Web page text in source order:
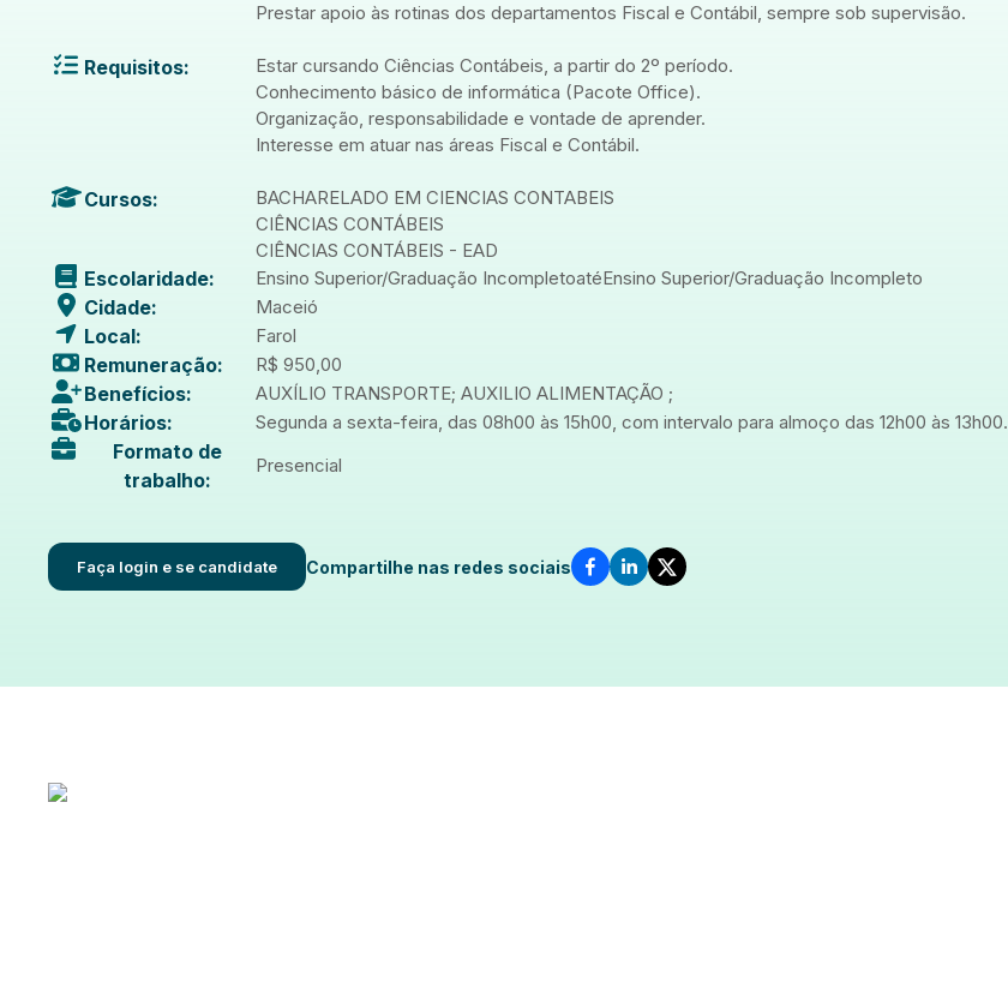
Prestar apoio às rotinas dos departamentos Fiscal e Contábil, sempre sob supervisão.
Requisitos:
Estar cursando Ciências Contábeis, a partir do 2º período.
Conhecimento básico de informática (Pacote Office).
Organização, responsabilidade e vontade de aprender.
Interesse em atuar nas áreas Fiscal e Contábil.
Cursos:
BACHARELADO EM CIENCIAS CONTABEIS
CIÊNCIAS CONTÁBEIS
CIÊNCIAS CONTÁBEIS - EAD
Escolaridade: Ensino Superior/Graduação IncompletoatéEnsino Superior/Graduação Incompleto
Cidade: Maceió
Local: Farol
Remuneração: R$ 950,00
Benefícios: AUXÍLIO TRANSPORTE; AUXILIO ALIMENTAÇÃO ;
Horários: Segunda a sexta-feira, das 08h00 às 15h00, com intervalo para almoço das 12h00 às 13h00.
Formato de
trabalho:
Presencial
Faça login e se candidate Compartilhe nas redes sociais